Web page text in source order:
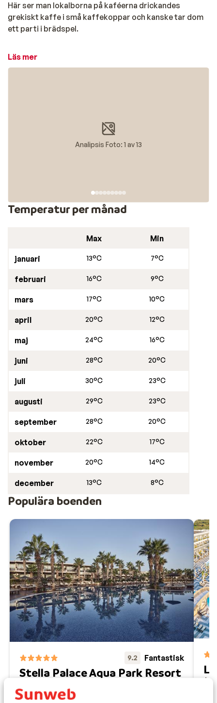
Här ser man lokalborna på kaféerna drickandes
grekiskt kaffe i små kaffekoppar och kanske tar dom
ett parti i brädspel.
Stranden i Analipsi är lång och inbjudande med en
avkopplande semester, oavsett om du reser med eller
Restauranger i Analipsi
Hersonissosligger endast 5 km bort
om man vill ha ett större utbud och om man vill prova på
utelivet som är mycket fartfyllt här.
Läs mer
Analipsis Foto: 1 av 13
Temperatur per månad
Max Min
januari 13°C 7°C
februari 16°C 9°C
mars 17°C 10°C
april 20°C 12°C
maj 24°C 16°C
juni 28°C 20°C
juli 30°C 23°C
augusti 29°C 23°C
september 28°C 20°C
oktober 22°C 17°C
november 20°C 14°C
december 13°C 8°C
Populära boenden
9.2 Fantastisk
Stella Palace Aqua Park Resort
Rymligt hotell vid stranden